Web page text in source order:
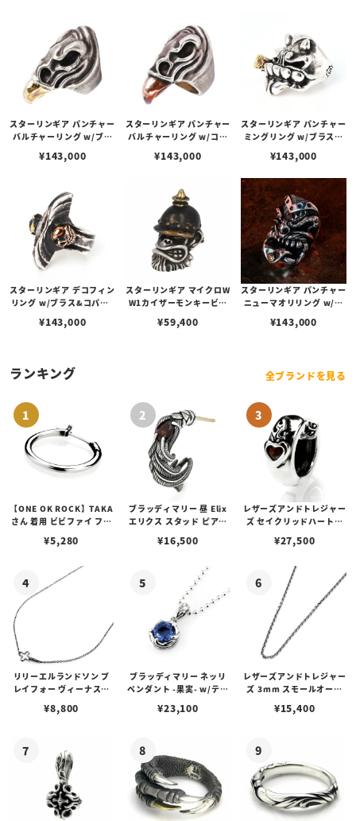
スターリンギア パンチャー
バルチャーリング w/ブラ
¥143,000
スターリンギア パンチャー
バルチャーリング w/コパ
¥143,000
スターリンギア パンチャー
ミングリング w/ブラスビ
¥143,000
スターリンギア デコフィン
リング w/ブラス&コパー2
¥143,000
スターリンギア マイクロW
W1カイザーモンキービー
¥59,400
スターリンギア パンチャー
ニューマオリリング w/ブ
¥143,000
ランキング 全ブランドを見る
【ONE OK ROCK】TAKA
さん 着用 ビビファイ フー
¥5,280
ブラッディマリー 昼 Elix
エリクス スタッド ピアス
¥16,500
レザーズアンドトレジャー
ズ セイクリッドハートピ
¥27,500
リリーエルランドソン プ
レイフォー ヴィーナスチ
¥8,800
ブラッディマリー ネッリ
ペンダント -果実- w/ティ
¥23,100
レザーズアンドトレジャー
ズ 3mm スモールオーバ
ブスタークラスプ＆LTロ
¥15,400